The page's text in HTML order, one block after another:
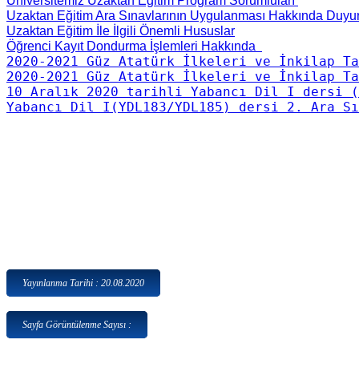
Uzaktan Eğitim Ara Sınavlarının Uygulanması Hakkında
Uzaktan Eğitim İle İlgili Önemli Hususlar
Öğrenci Kayıt Dondurma İşlemleri Hakkında
2020-2021 Güz Atatürk İlkeleri ve İnkilap
2020-2021 Güz Atatürk İlkeleri ve İnkilap
10 Aralık 2020 tarihli Yabancı Dil I dersi
Yabancı Dil I(YDL183/YDL185) dersi 2. Ara
Yayınlanma Tarihi : 20.08.2020
Sayfa Görüntülenme Sayısı :